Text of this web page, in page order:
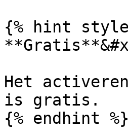
{% hint
Het
is gratis.
{% endhint %}